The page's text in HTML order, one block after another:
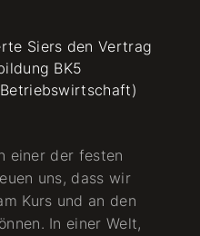
Siers den Vertrag
BK5
einer der festen
uns, dass wir
Kurs und an den
In einer Welt,